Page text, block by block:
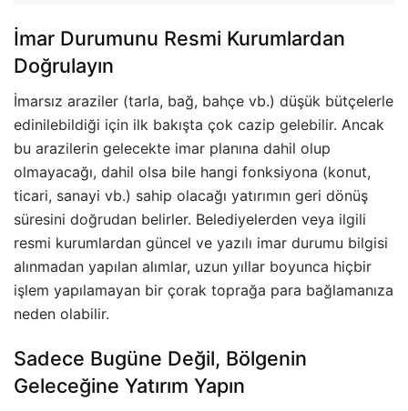
İmar Durumunu Resmi Kurumlardan
Doğrulayın
İmarsız araziler (tarla, bağ, bahçe vb.) düşük bütçelerle
edinilebildiği için ilk bakışta çok cazip gelebilir. Ancak
bu arazilerin gelecekte imar planına dahil olup
olmayacağı, dahil olsa bile hangi fonksiyona (konut,
ticari, sanayi vb.) sahip olacağı yatırımın geri dönüş
süresini doğrudan belirler. Belediyelerden veya ilgili
resmi kurumlardan güncel ve yazılı imar durumu bilgisi
alınmadan yapılan alımlar, uzun yıllar boyunca hiçbir
işlem yapılamayan bir çorak toprağa para bağlamanıza
neden olabilir.
Sadece Bugüne Değil, Bölgenin
Geleceğine Yatırım Yapın